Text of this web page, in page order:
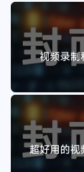
视频录
超好用的